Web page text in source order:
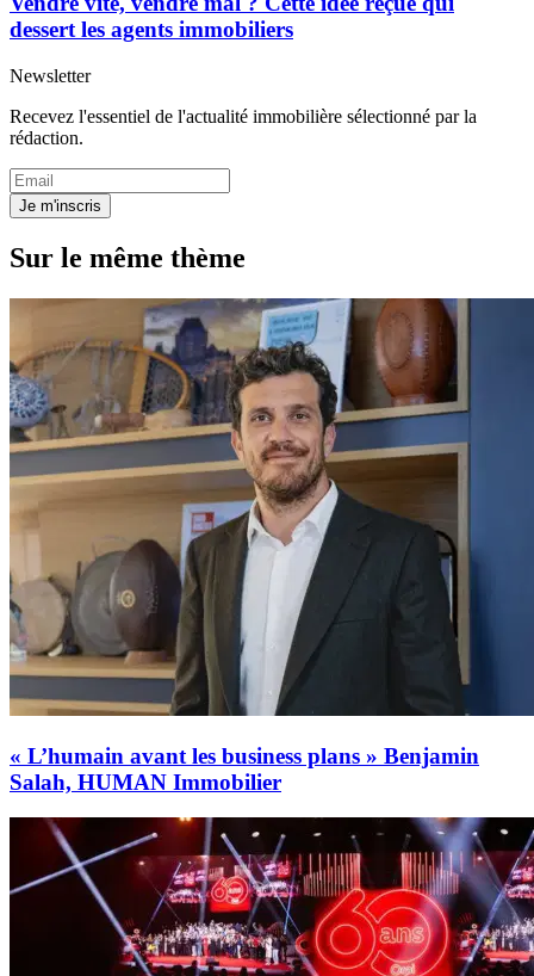
dessert les agents immobiliers
Newsletter
Recevez l'essentiel de l'actualité immobilière sélectionné par la
rédaction.
Je m'inscris
Sur le même thème
« L’humain avant les business plans » Benjamin
Salah, HUMAN Immobilier